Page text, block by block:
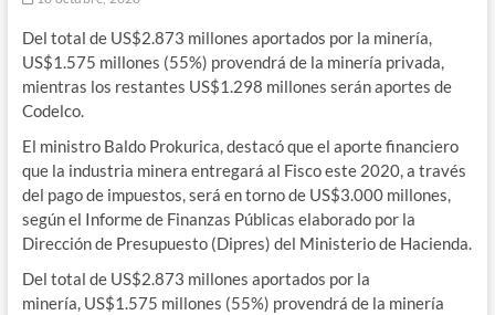
Del total de US$2.873 millones aportados por la minería,
US$1.575 millones (55%) provendrá de la minería privada,
mientras los restantes US$1.298 millones serán aportes de
Codelco.
El ministro Baldo Prokurica, destacó que el aporte financiero
que la industria minera entregará al Fisco este 2020, a través
del pago de impuestos, será en torno de US$3.000 millones,
según el Informe de Finanzas Públicas elaborado por la
Dirección de Presupuesto (Dipres) del Ministerio de Hacienda.
Del total de US$2.873 millones aportados por la
minería, US$1.575 millones (55%) provendrá de la minería